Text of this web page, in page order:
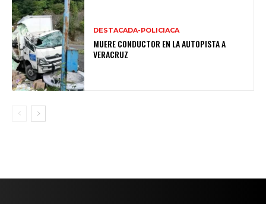
DESTACADA-POLICIACA
MUERE CONDUCTOR EN LA AUTOPISTA A
VERACRUZ